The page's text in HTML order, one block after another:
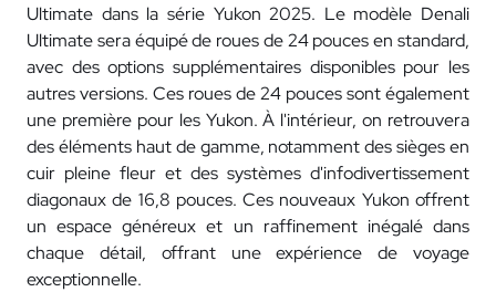
Ultimate dans la série Yukon 2025. Le modèle Denali
Ultimate sera équipé de roues de 24 pouces en standard,
avec des options supplémentaires disponibles pour les
autres versions. Ces roues de 24 pouces sont également
une première pour les Yukon. À l'intérieur, on retrouvera
des éléments haut de gamme, notamment des sièges en
cuir pleine fleur et des systèmes d'infodivertissement
diagonaux de 16,8 pouces. Ces nouveaux Yukon offrent
un espace généreux et un raffinement inégalé dans
chaque détail, offrant une expérience de voyage
exceptionnelle.